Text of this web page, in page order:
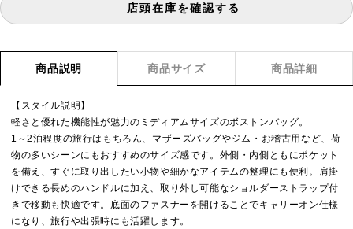
店頭在庫を確認する
商品説明 商品サイズ 商品詳細
【スタイル説明】
軽さと優れた機能性が魅力のミディアムサイズのボストンバッグ。
1～2泊程度の旅行はもちろん、マザーズバッグやジム・お稽古用など、荷
物の多いシーンにもおすすめのサイズ感です。外側・内側ともにポケット
を備え、すぐに取り出したい小物や細かなアイテムの整理にも便利。肩掛
けできる長めのハンドルに加え、取り外し可能なショルダーストラップ付
きで移動も快適です。底面のファスナーを開けることでキャリーオン仕様
になり、旅行や出張時にも活躍します。